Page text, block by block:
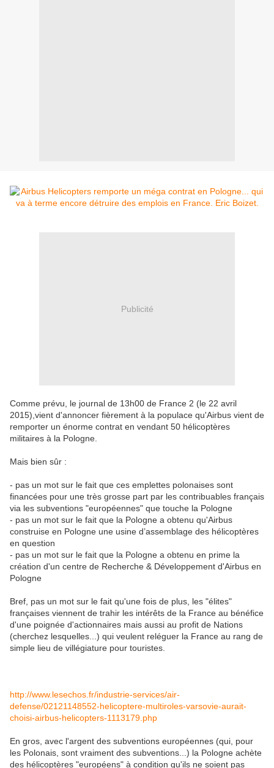
Publicité
Comme prévu, le journal de 13h00 de France 2 (le 22 avril
2015),vient d'annoncer fièrement à la populace qu'Airbus vient de
remporter un énorme contrat en vendant 50 hélicoptères
militaires à la Pologne.
Mais bien sûr :
- pas un mot sur le fait que ces emplettes polonaises sont
financées pour une très grosse part par les contribuables français
via les subventions "européennes" que touche la Pologne
- pas un mot sur le fait que la Pologne a obtenu qu'Airbus
construise en Pologne une usine d’assemblage des hélicoptères
en question
- pas un mot sur le fait que la Pologne a obtenu en prime la
création d'un centre de Recherche & Développement d'Airbus en
Pologne
Bref, pas un mot sur le fait qu'une fois de plus, les "élites"
françaises viennent de trahir les intérêts de la France au bénéfice
d'une poignée d'actionnaires mais aussi au profit de Nations
(cherchez lesquelles...) qui veulent reléguer la France au rang de
simple lieu de villégiature pour touristes.
http://www.lesechos.fr/industrie-services/air-
defense/02121148552-helicoptere-multiroles-varsovie-aurait-
choisi-airbus-helicopters-1113179.php
En gros, avec l'argent des subventions européennes (qui, pour
les Polonais, sont vraiment des subventions...) la Pologne achète
des hélicoptères "européens" à condition qu'ils ne soient pas